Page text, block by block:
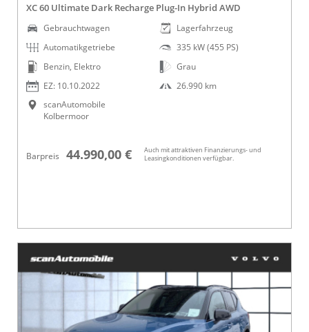
XC 60 Ultimate Dark Recharge Plug-In Hybrid AWD
Gebrauchtwagen
Automatikgetriebe
Benzin, Elektro
EZ: 10.10.2022
scanAutomobile
Kolbermoor
Lagerfahrzeug
335 kW (455 PS)
Grau
26.990 km
Barpreis 44.990,00 €
Auch mit attraktiven Finanzierungs- und
Leasingkonditionen verfügbar.